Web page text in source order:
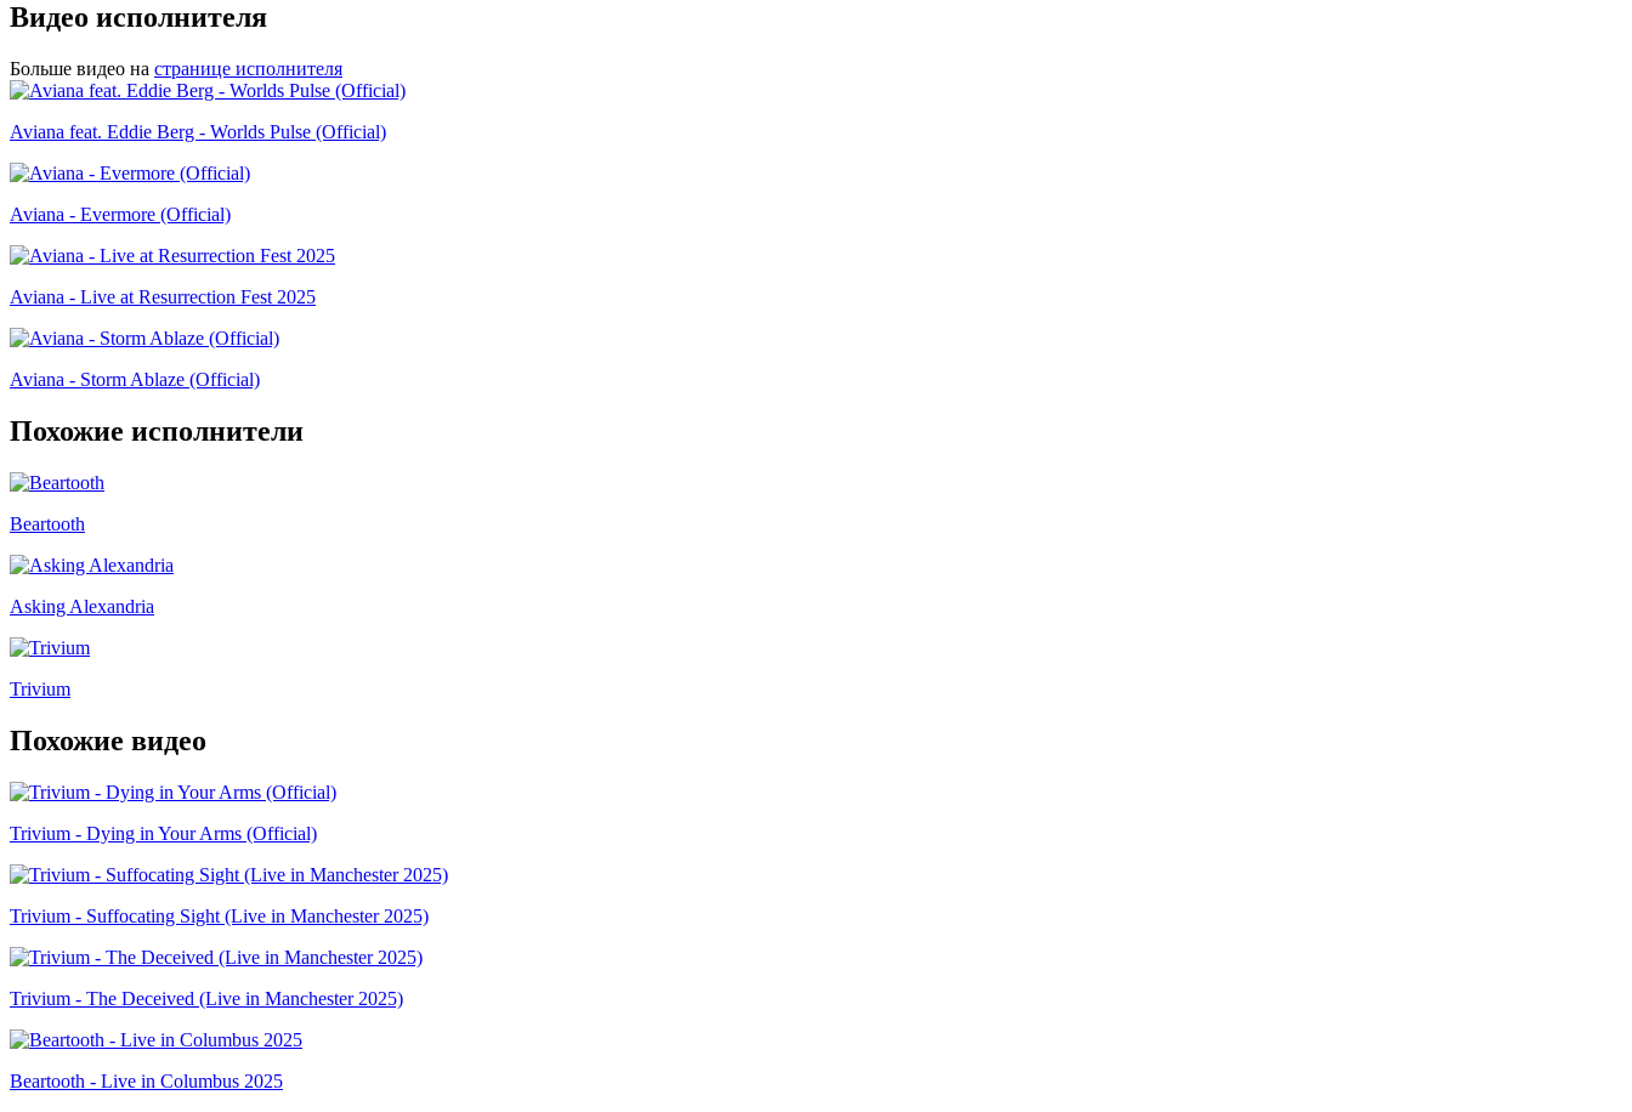
Видео исполнителя
Больше видео на странице исполнителя
Aviana feat. Eddie Berg - Worlds Pulse (Official)
Aviana - Evermore (Official)
Aviana - Live at Resurrection Fest 2025
Aviana - Storm Ablaze (Official)
Похожие исполнители
Beartooth
Asking Alexandria
Trivium
Похожие видео
Trivium - Dying in Your Arms (Official)
Trivium - Suffocating Sight (Live in Manchester 2025)
Trivium - The Deceived (Live in Manchester 2025)
Beartooth - Live in Columbus 2025